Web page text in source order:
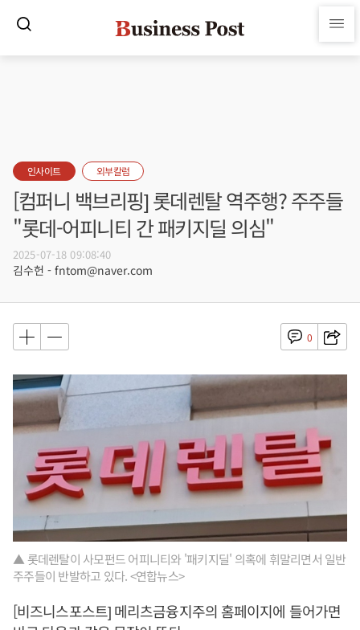
인사이트 외부칼럼
[컴퍼니 백브리핑] 롯데렌탈 역주행? 주주들
"롯데-어피니티 간 패키지딜 의심"
2025-07-18 09:08:40
김수헌 - fntom@naver.com
0
▲ 롯데렌탈이 사모펀드 어피니티와 '패키지딜' 의혹에 휘말리면서 일반
주주들이 반발하고 있다. <연합뉴스>
[비즈니스포스트] 메리츠금융지주의 홈페이지에 들어가면